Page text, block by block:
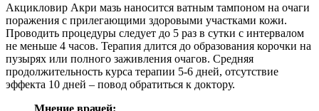
Акцикловир Акри мазь наносится ватным тампоном на очаги
поражения с прилегающими здоровыми участками кожи.
Проводить процедуры следует до 5 раз в сутки с интервалом
не меньше 4 часов. Терапия длится до образования корочки на
пузырях или полного заживления очагов. Средняя
продолжительность курса терапии 5-6 дней, отсутствие
эффекта 10 дней – повод обратиться к доктору.
Мнение врачей: